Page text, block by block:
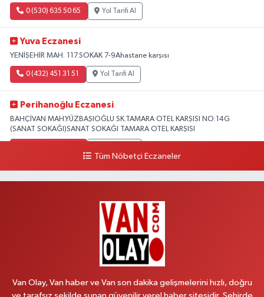
0 (530) 635 50 65 Yol Tarifi Al
Yuva Eczanesi
YENİŞEHİR MAH. 117.SOKAK 7-9Ahastane karşısı
0 (432) 451 31 51 Yol Tarifi Al
Perihanoğlu Eczanesi
BAHÇİVAN MAH.YÜZBAŞIOĞLU SK.TAMARA OTEL KARŞISI NO:14G
(SANAT SOKAĞI)SANAT SOKAĞI TAMARA OTEL KARŞISI
Yol Tarifi Al
BEYAZIT MAH.ZEYLAN CADDESİ OKYANUS GİYİM YANI NO:1
Tüm Nöbetçi Eczaneler
Van Olay, Van haber ve Van son dakika gelişmelerini hızlı, doğru
ve tarafsız şekilde sunan güvenilir yerel haber sitesidir. Şehirde